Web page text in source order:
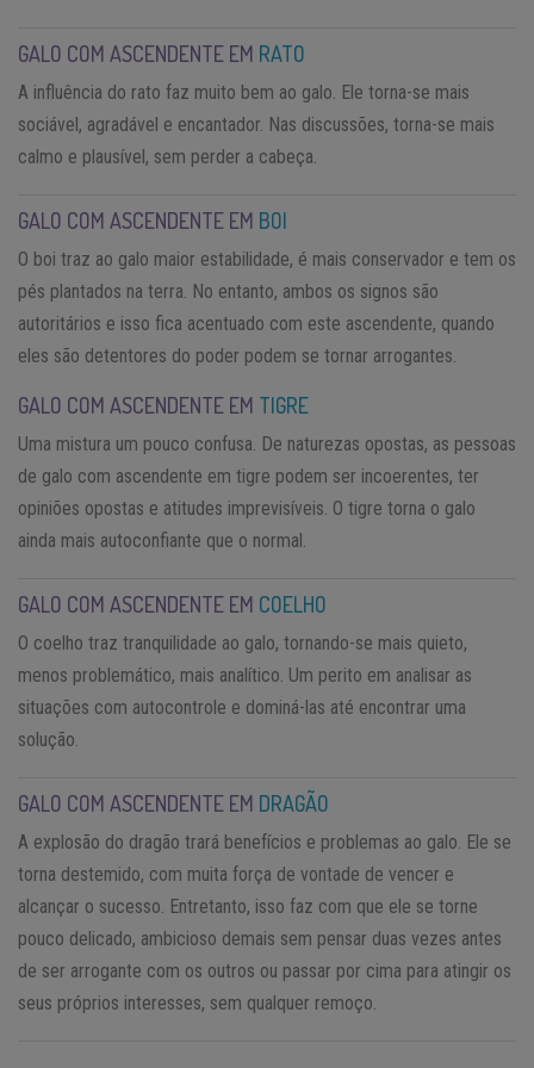
GALO COM ASCENDENTE EM RATO
A influência do rato faz muito bem ao galo. Ele torna-se mais
sociável, agradável e encantador. Nas discussões, torna-se mais
calmo e plausível, sem perder a cabeça.
GALO COM ASCENDENTE EM BOI
O boi traz ao galo maior estabilidade, é mais conservador e tem os
pés plantados na terra. No entanto, ambos os signos são
autoritários e isso fica acentuado com este ascendente, quando
eles são detentores do poder podem se tornar arrogantes.
GALO COM ASCENDENTE EM TIGRE
Uma mistura um pouco confusa. De naturezas opostas, as pessoas
de galo com ascendente em tigre podem ser incoerentes, ter
opiniões opostas e atitudes imprevisíveis. O tigre torna o galo
ainda mais autoconfiante que o normal.
GALO COM ASCENDENTE EM COELHO
O coelho traz tranquilidade ao galo, tornando-se mais quieto,
menos problemático, mais analítico. Um perito em analisar as
situações com autocontrole e dominá-las até encontrar uma
solução.
GALO COM ASCENDENTE EM DRAGÃO
A explosão do dragão trará benefícios e problemas ao galo. Ele se
torna destemido, com muita força de vontade de vencer e
alcançar o sucesso. Entretanto, isso faz com que ele se torne
pouco delicado, ambicioso demais sem pensar duas vezes antes
de ser arrogante com os outros ou passar por cima para atingir os
seus próprios interesses, sem qualquer remoço.